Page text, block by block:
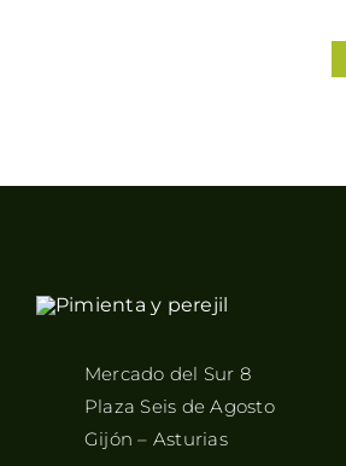
Mercado del Sur 8
Plaza Seis de Agosto
Gijón – Asturias